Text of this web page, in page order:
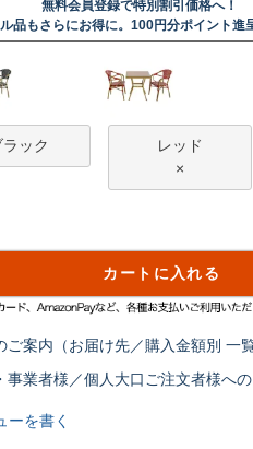
無料会員登録で特別割引価格へ！
品もさらにお得に。100円分ポイント進
ラック
レッド
×
カートに入れる
ご案内（お届け先／購入金額別 一覧
事業者様／個人大口ご注文者様へ
ーを書く